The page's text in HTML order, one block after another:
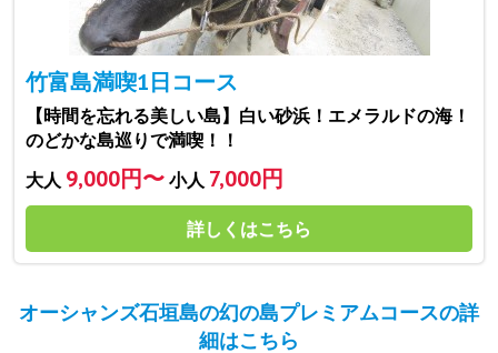
竹富島満喫1日コース
【時間を忘れる美しい島】白い砂浜！エメラルドの海！
のどかな島巡りで満喫！！
大人 9,000円〜 小人 7,000円
詳しくはこちら
オーシャンズ石垣島の幻の島プレミアムコースの詳
細はこちら